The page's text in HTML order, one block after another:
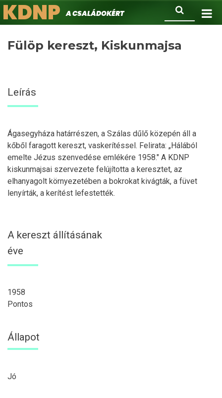
Ugrás
a
Keresés
KDNPA családokért.
Fülöp kereszt, Kiskunmajsa
Leírás
Ágasegyháza határrészen, a Szálas dűlő közepén áll a
kőből faragott kereszt, vaskerítéssel. Felirata: „Hálából
emelte Jézus szenvedése emlékére 1958." A KDNP
kiskunmajsai szervezete felújította a keresztet, az
elhanyagolt környezetében a bokrokat kivágták, a füvet
lenyírták, a kerítést lefestették.
A kereszt állításának
éve
1958
Pontos
Állapot
Jó